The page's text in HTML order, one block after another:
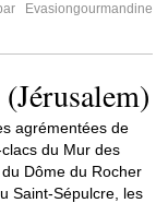
Evasiongourmandine
agrémentées de
du Mur des
Dôme du Rocher
Saint-Sépulcre, les